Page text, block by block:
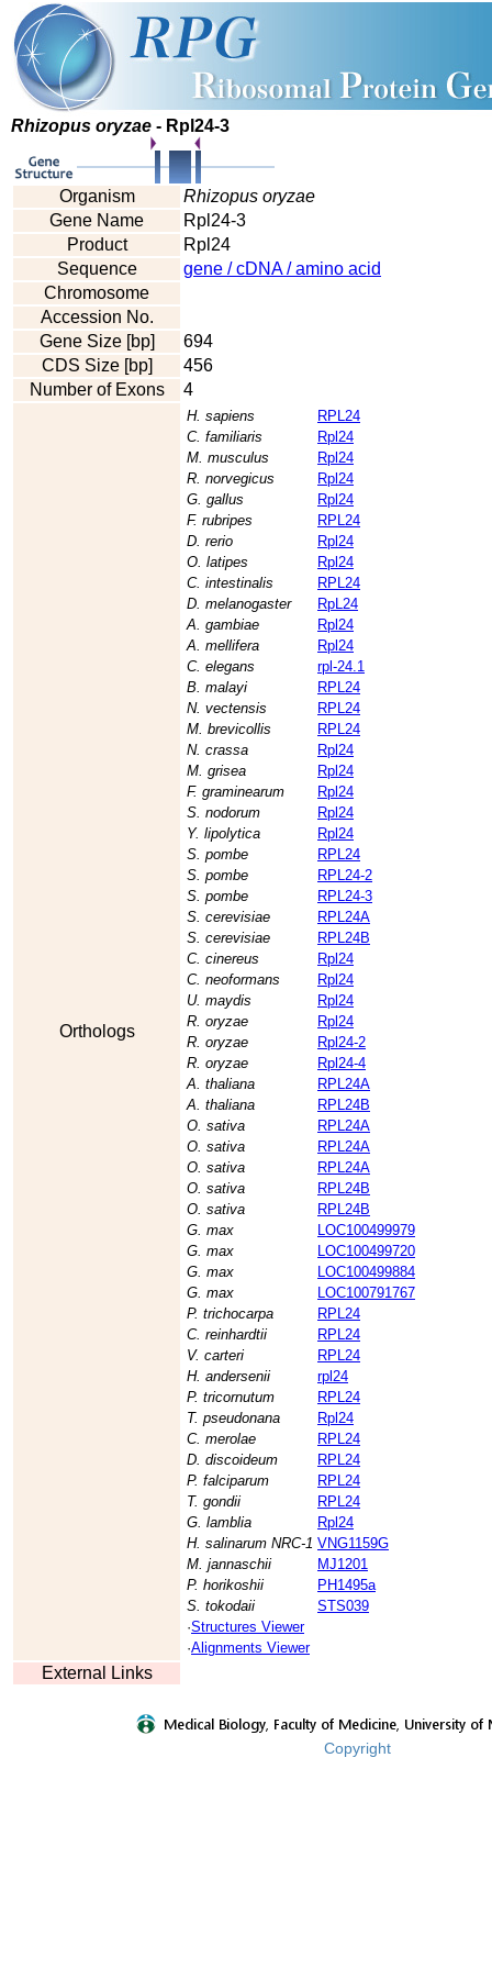
Rhizopus oryzae - Rpl24-3
Organism
Rhizopus oryzae
Gene Name
Rpl24-3
Product
Rpl24
Sequence
gene / cDNA / amino acid
Chromosome
Accession No.
Gene Size [bp]
694
CDS Size [bp]
456
Number of Exons
4
Orthologs
H. sapiens
RPL24
C. familiaris
Rpl24
M. musculus
Rpl24
R. norvegicus
Rpl24
G. gallus
Rpl24
F. rubripes
RPL24
D. rerio
Rpl24
O. latipes
Rpl24
C. intestinalis
RPL24
D. melanogaster
RpL24
A. gambiae
Rpl24
A. mellifera
Rpl24
C. elegans
rpl-24.1
B. malayi
RPL24
N. vectensis
RPL24
M. brevicollis
RPL24
N. crassa
Rpl24
M. grisea
Rpl24
F. graminearum
Rpl24
S. nodorum
Rpl24
Y. lipolytica
Rpl24
S. pombe
RPL24
S. pombe
RPL24-2
S. pombe
RPL24-3
S. cerevisiae
RPL24A
S. cerevisiae
RPL24B
C. cinereus
Rpl24
C. neoformans
Rpl24
U. maydis
Rpl24
R. oryzae
Rpl24
R. oryzae
Rpl24-2
R. oryzae
Rpl24-4
A. thaliana
RPL24A
A. thaliana
RPL24B
O. sativa
RPL24A
O. sativa
RPL24A
O. sativa
RPL24A
O. sativa
RPL24B
O. sativa
RPL24B
G. max
LOC100499979
G. max
LOC100499720
G. max
LOC100499884
G. max
LOC100791767
P. trichocarpa
RPL24
C. reinhardtii
RPL24
V. carteri
RPL24
H. andersenii
rpl24
P. tricornutum
RPL24
T. pseudonana
Rpl24
C. merolae
RPL24
D. discoideum
RPL24
P. falciparum
RPL24
T. gondii
RPL24
G. lamblia
Rpl24
H. salinarum NRC-1 VNG1159G
M. jannaschii
MJ1201
P. horikoshii
PH1495a
S. tokodaii
STS039
·Structures Viewer
·Alignments Viewer
External Links
Copyright